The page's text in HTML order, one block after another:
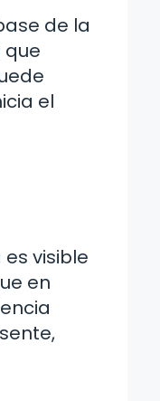
de la
que
el
visible
en